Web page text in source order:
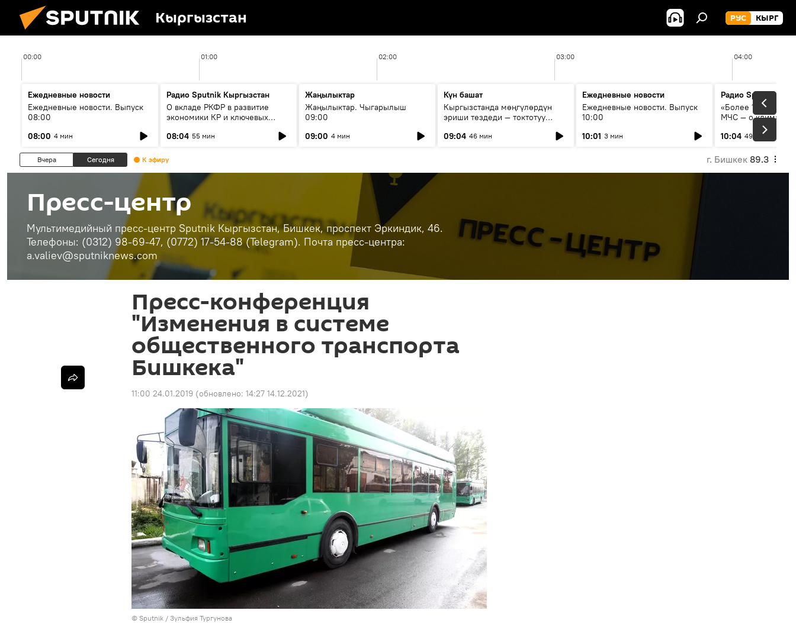
Кыргызстан РУС КЫРГ
00:00 01:00 02:00 03:00 04:00
Ежедневные новости
Ежедневные новости. Выпуск
08:00
08:00 4 мин
Радио Sputnik Кыргызстан
О вкладе РКФР в развитие
экономики КР и ключевых
08:04 55 мин
Жаңылыктар
Жаңылыктар. Чыгарылыш
09:00
09:00 4 мин
Күн башат
Кыргызстанда мөңгүлөрдүн
эриши тездеди — токтотуу
09:04 46 мин
Ежедневные новости
Ежедневные новости. Выпуск
10:00
10:01 3 мин
Радио Sputnik
«Более 1200 сёл в
МЧС — о климате,
системе
населения
10:04 49 мин
Вчера Сегодня К эфиру г. Бишкек 89.3
Пресс-центр
Мультимедийный пресс-центр Sputnik Кыргызстан, Бишкек, проспект Эркиндик, 46.
Телефоны: (0312) 98-69-47, (0772) 17-54-88 (Telegram). Почта пресс-центра:
a.valiev@sputniknews.com
Пресс-конференция
"Изменения в системе
общественного транспорта
Бишкека"
11:00 24.01.2019 (обновлено: 14:27 14.12.2021)
© Sputnik / Зульфия Тургунова